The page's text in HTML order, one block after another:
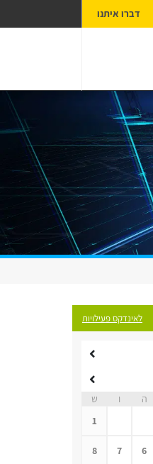
דברו איתנו
לאינדקס פעילויות
ה ו
ש
1
6
7
8